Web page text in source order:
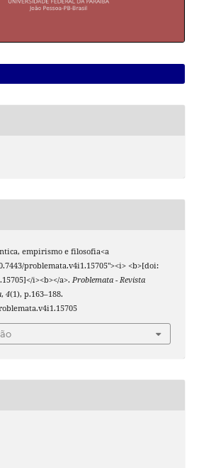
empirismo e filosofia<a
problemata.v4i1.15705"><i> <b>[doi:
i><b></a>. Problemata - Revista
, 4(1), p.163–188.